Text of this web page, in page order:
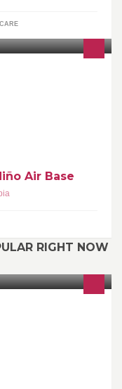
Air Base
RIGHT NOW